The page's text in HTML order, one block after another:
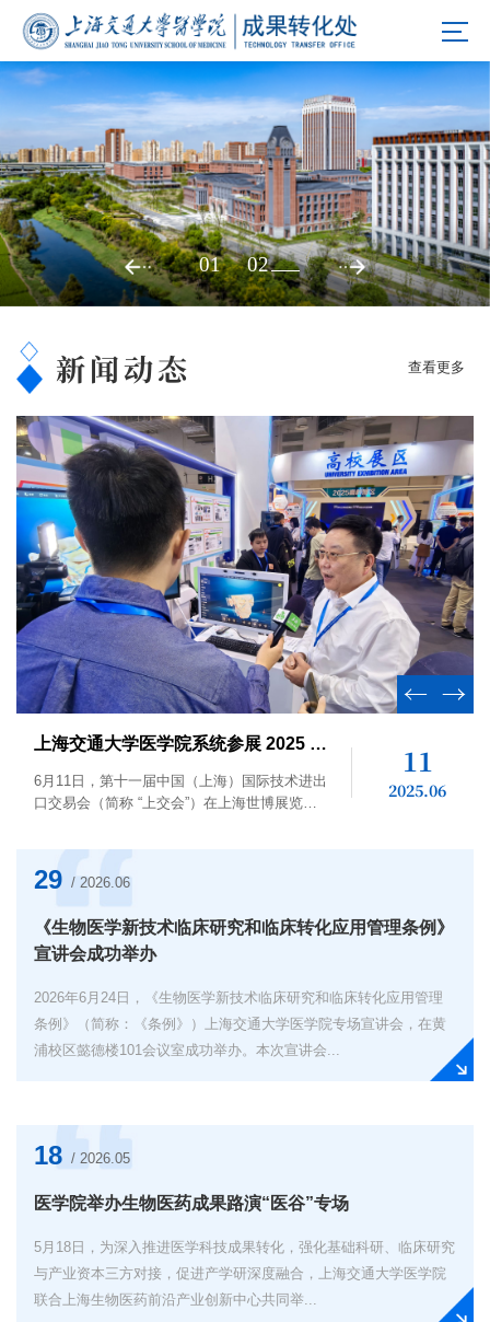
01 02
新闻动态 查看更多
上海交通大学医学院系统参展 2025 “上交会”
​6月11日，第十一届中国（上海）国际技术进出
口交易会（简称 “上交会”）在上海世博展览馆
生产力与可持续发展”为主题，...
11
2025.06
29 / 2026.06
《生物医学新技术临床研究和临床转化应用管理条例》
宣讲会成功举办
2026年6月24日，《生物医学新技术临床研究和临床转化应用管理
条例》（简称：《条例》）上海交通大学医学院专场宣讲会，在黄
浦校区懿德楼101会议室成功举办。本次宣讲会...
18 / 2026.05
医学院举办生物医药成果路演“医谷”专场
​5月18日，为深入推进医学科技成果转化，强化基础科研、临床研究
与产业资本三方对接，促进产学研深度融合，上海交通大学医学院
联合上海生物医药前沿产业创新中心共同举...